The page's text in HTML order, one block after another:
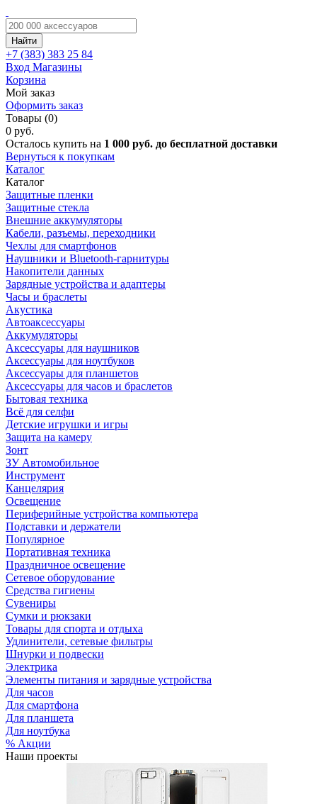
Найти
+7 (383) 383 25 84
Вход Магазины
Корзина
Мой заказ
Оформить заказ
Товары (0)
0 руб.
Осталось купить на 1 000 руб. до бесплатной доставки
Вернуться к покупкам
Каталог
Каталог
Защитные пленки
Защитные стекла
Внешние аккумуляторы
Кабели, разъемы, переходники
Чехлы для смартфонов
Наушники и Bluetooth-гарнитуры
Накопители данных
Зарядные устройства и адаптеры
Часы и браслеты
Акустика
Автоаксессуары
Аккумуляторы
Аксессуары для наушников
Аксессуары для ноутбуков
Аксессуары для планшетов
Аксессуары для часов и браслетов
Бытовая техника
Всё для селфи
Детские игрушки и игры
Защита на камеру
Зонт
ЗУ Автомобильное
Инструмент
Канцелярия
Освещение
Периферийные устройства компьютера
Подставки и держатели
Популярное
Портативная техника
Праздничное освещение
Сетевое оборудование
Средства гигиены
Сувениры
Сумки и рюкзаки
Товары для спорта и отдыха
Удлинители, сетевые фильтры
Шнурки и подвески
Электрика
Элементы питания и зарядные устройства
Для часов
Для смартфона
Для планшета
Для ноутбука
% Акции
Наши проекты